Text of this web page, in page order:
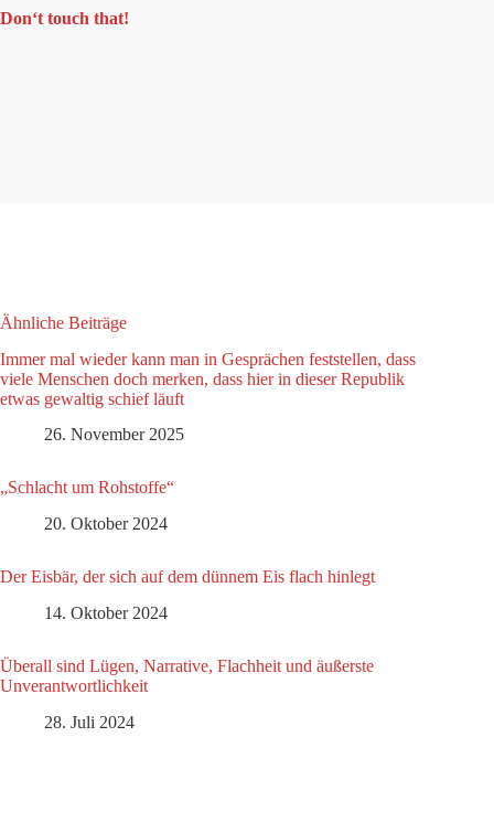
Don‘t touch that!
Ähnliche Beiträge
Immer mal wieder kann man in Gesprächen feststellen, dass
viele Menschen doch merken, dass hier in dieser Republik
etwas gewaltig schief läuft
26. November 2025
„Schlacht um Rohstoffe“
20. Oktober 2024
Der Eisbär, der sich auf dem dünnem Eis flach hinlegt
14. Oktober 2024
Überall sind Lügen, Narrative, Flachheit und äußerste
Unverantwortlichkeit
28. Juli 2024